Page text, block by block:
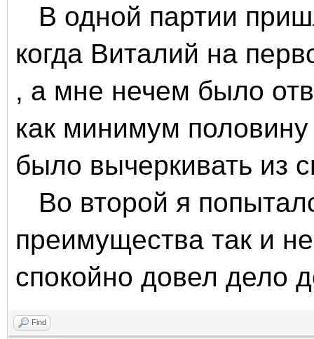
В одной партии
когда Виталий на
, а мне нечем было
как минимум
было вычеркивать из
Во второй я
преимущества так и
спокойно довел дело
Find